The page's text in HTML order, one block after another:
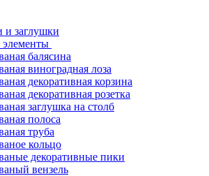
и заглушки
балясина
виноградная лоза
декоративная корзина
декоративная розетка
заглушка на столб
полоса
труба
кольцо
декоративные пики
вензель